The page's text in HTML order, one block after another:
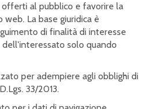
al pubblico e favorire la
La base giuridica è
di finalità di interesse
solo quando
per adempiere agli obblighi di
33/2013.